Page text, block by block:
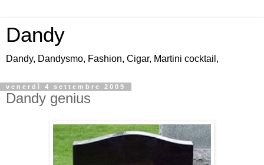
Dandy
Dandy, Dandysmo, Fashion, Cigar, Martini cocktail,
venerdì 4 settembre 2009
Dandy genius